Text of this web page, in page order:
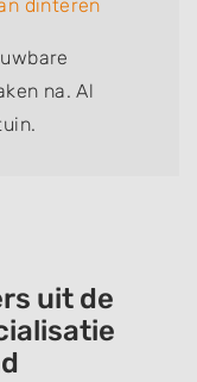
dinteren
na. Al
uit de